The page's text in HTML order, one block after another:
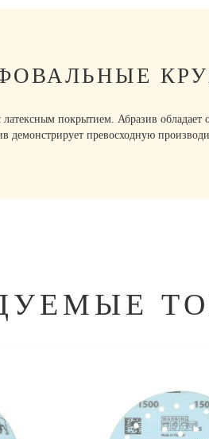
покрытием. Абразив обладает
демонстрирует превосходную